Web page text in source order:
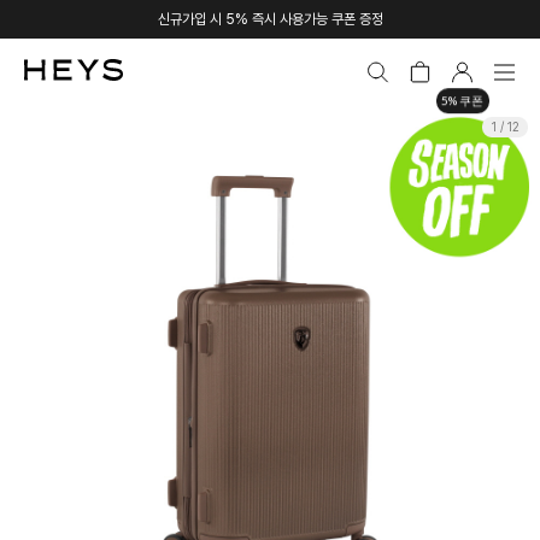
신규가입 시 5% 즉시 사용가능 쿠폰 증정
5% 쿠폰
1 / 12